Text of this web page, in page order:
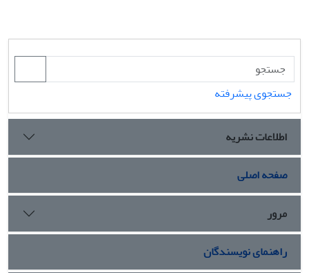
جستجوی پیشرفته
اطلاعات نشریه
صفحه اصلی
مرور
راهنمای نویسندگان